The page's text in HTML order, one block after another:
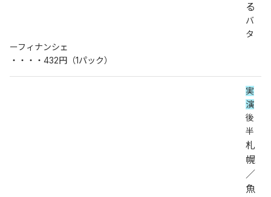
る
バ
タ
ーフィナンシェ
・・・・432円（1パック）
実
演
後
半
札
幌
／
魚